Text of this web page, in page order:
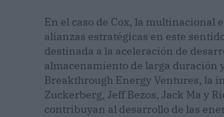
En el caso de Cox, la multinacional
alianzas estratégicas en este
destinada a la aceleración de
almacenamiento de larga duración
Breakthrough Energy Ventures, la
Zuckerberg, Jeff Bezos, Jack Ma y
contribuyan al desarrollo de las